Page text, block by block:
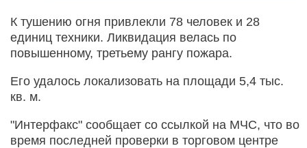
К тушению огня привлекли 78 человек и 28
единиц техники. Ликвидация велась по
повышенному, третьему рангу пожара.
Его удалось локализовать на площади 5,4 тыс.
кв. м.
"Интерфакс" сообщает со ссылкой на МЧС, что во
время последней проверки в торговом центре